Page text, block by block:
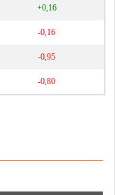
+0,16
-0,16
-0,95
-0,80